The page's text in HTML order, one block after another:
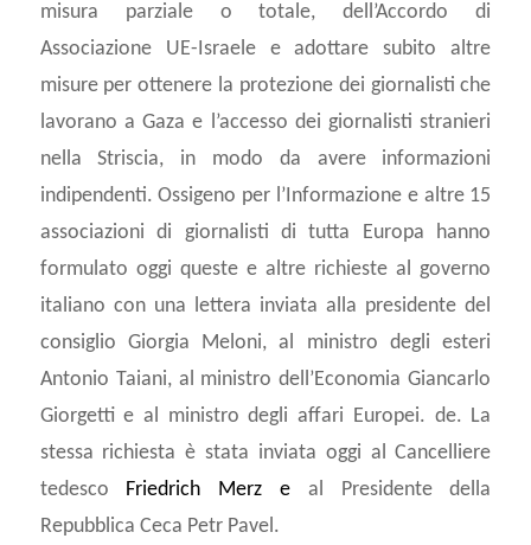
misura parziale o totale, dell’Accordo di
Associazione UE-Israele e adottare subito altre
misure per ottenere la protezione dei giornalisti che
lavorano a Gaza e l’accesso dei giornalisti stranieri
nella Striscia, in modo da avere informazioni
indipendenti. Ossigeno per l’Informazione e altre 15
associazioni di giornalisti di tutta Europa hanno
formulato oggi queste e altre richieste al governo
italiano con una lettera inviata alla presidente del
consiglio Giorgia Meloni, al ministro degli esteri
Antonio Taiani, al ministro dell’Economia Giancarlo
Giorgetti e al ministro degli affari Europei. de. La
stessa richiesta è stata inviata oggi al Cancelliere
tedesco Friedrich Merz e al Presidente della
Repubblica Ceca Petr Pavel.